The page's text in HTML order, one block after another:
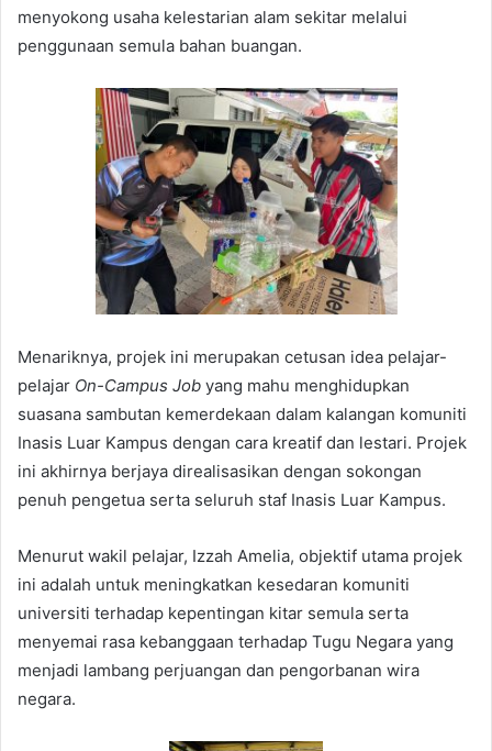
menyokong usaha kelestarian alam sekitar melalui
penggunaan semula bahan buangan.
Menariknya, projek ini merupakan cetusan idea pelajar-
pelajar On-Campus Job yang mahu menghidupkan
suasana sambutan kemerdekaan dalam kalangan komuniti
Inasis Luar Kampus dengan cara kreatif dan lestari. Projek
ini akhirnya berjaya direalisasikan dengan sokongan
penuh pengetua serta seluruh staf Inasis Luar Kampus.
Menurut wakil pelajar, Izzah Amelia, objektif utama projek
ini adalah untuk meningkatkan kesedaran komuniti
universiti terhadap kepentingan kitar semula serta
menyemai rasa kebanggaan terhadap Tugu Negara yang
menjadi lambang perjuangan dan pengorbanan wira
negara.